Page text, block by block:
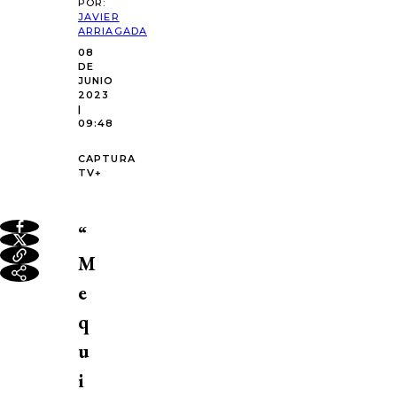
POR:
JAVIER
ARRIAGADA
08
DE
JUNIO
2023
|
09:48
CAPTURA
TV+
“
M
e
q
u
i